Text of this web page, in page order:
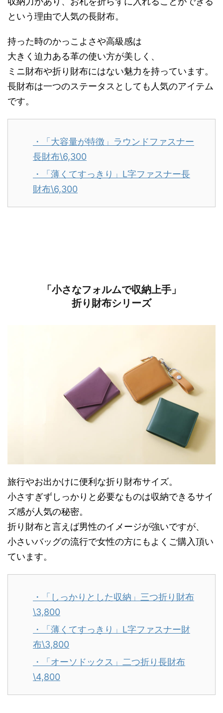
という理由で人気の長財布。
持った時のかっこよさや高級感は
大きく迫力ある革の使い方が美しく、
ミニ財布や折り財布にはない魅力を持っています。
長財布は一つのステータスとしても人気のアイテム
です。
・「大容量が特徴」ラウンドファスナー
長財布\6,300
・「薄くてすっきり」L字ファスナー長
財布\6,300
「小さなフォルムで収納上手」
折り財布シリーズ
旅行やお出かけに便利な折り財布サイズ。
小さすぎずしっかりと必要なものは収納できるサイ
ズ感が人気の秘密。
折り財布と言えば男性のイメージが強いですが、
小さいバッグの流行で女性の方にもよくご購入頂い
ています。
・「しっかりとした収納」三つ折り財布
\3,800
・「薄くてすっきり」L字ファスナー財
布\3,800
・「オーソドックス」二つ折り長財布
\4,800